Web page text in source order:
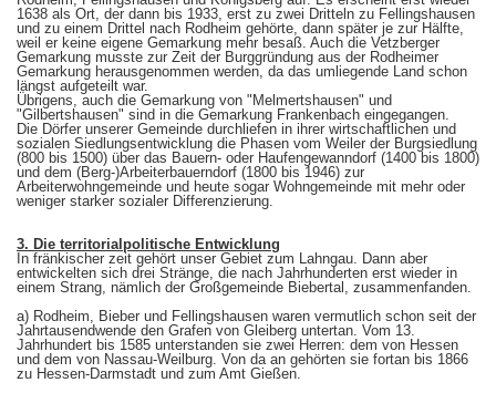
1638 als Ort, der dann bis 1933, erst zu zwei Dritteln zu Fellingshausen
und zu einem Drittel nach Rodheim gehörte, dann später je zur Hälfte,
weil er keine eigene Gemarkung mehr besaß. Auch die Vetzberger
Gemarkung musste zur Zeit der Burggründung aus der Rodheimer
Gemarkung herausgenommen werden, da das umliegende Land schon
längst aufgeteilt war.
Übrigens, auch die Gemarkung von "Melmertshausen" und
"Gilbertshausen" sind in die Gemarkung Frankenbach eingegangen.
Die Dörfer unserer Gemeinde durchliefen in ihrer wirtschaftlichen und
sozialen Siedlungsentwicklung die Phasen vom Weiler der Burgsiedlung
(800 bis 1500) über das Bauern- oder Haufengewanndorf (1400 bis 1800)
und dem (Berg-)Arbeiterbauerndorf (1800 bis 1946) zur
Arbeiterwohngemeinde und heute sogar Wohngemeinde mit mehr oder
weniger starker sozialer Differenzierung.
3. Die territorialpolitische Entwicklung
In fränkischer zeit gehört unser Gebiet zum Lahngau. Dann aber
entwickelten sich drei Stränge, die nach Jahrhunderten erst wieder in
einem Strang, nämlich der Großgemeinde Biebertal, zusammenfanden.
a) Rodheim, Bieber und Fellingshausen waren vermutlich schon seit der
Jahrtausendwende den Grafen von Gleiberg untertan. Vom 13.
Jahrhundert bis 1585 unterstanden sie zwei Herren: dem von Hessen
und dem von Nassau-Weilburg. Von da an gehörten sie fortan bis 1866
zu Hessen-Darmstadt und zum Amt Gießen.